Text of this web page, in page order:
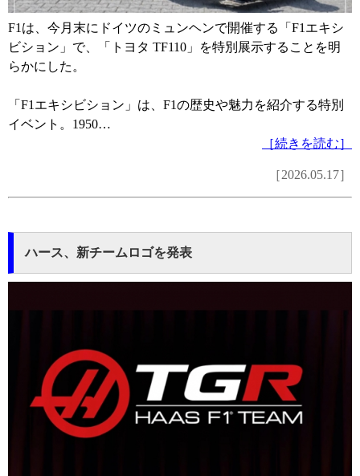
F1は、今月末にドイツのミュンヘンで開催する「F1エキシ
ビション」で、「トヨタ TF110」を特別展示することを明
らかにした。
「F1エキシビション」は、F1の歴史や魅力を紹介する特別
イベント。1950…
［続きを読む］
［2026.05.17］
ハース、新チームロゴを発表